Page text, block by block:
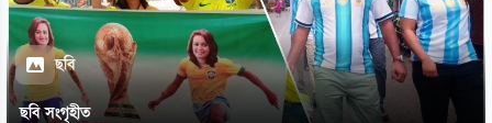
ছবি
ছবি সংগৃহীত